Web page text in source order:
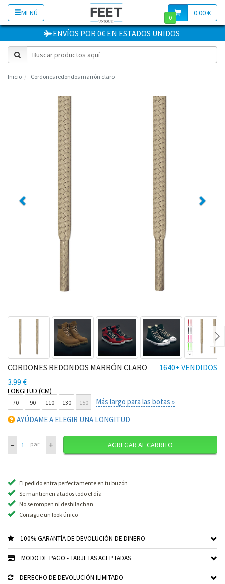
MENÚ 0.00 €
0
ENVÍOS POR 0€ EN ESTADOS UNIDOS
Inicio Cordones redondos marrón claro
Previous
1640+ VENDIDOS
CORDONES REDONDOS MARRÓN CLARO
3.99 €
LONGITUD (CM)
70 90 110 130 150
Más largo para las botas »
AYÚDAME A ELEGIR UNA LONGITUD
– par + AGREGAR AL CARRITO
El pedido entra perfectamente en tu buzón
Se mantienen atados todo el día
No se rompen ni deshilachan
Consigue un look único
100% GARANTÍA DE DEVOLUCIÓN DE DINERO
MODO DE PAGO - TARJETAS ACEPTADAS
DERECHO DE DEVOLUCIÓN ILIMITADO